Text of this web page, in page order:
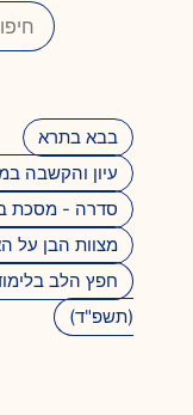
בבא בתרא
עיון והקשבה
סדרה - מסכת
מצוות הבן על
חפץ הלב
(תשפ"ד)